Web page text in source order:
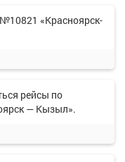
«Красноярск-
рейсы по
— Кызыл».